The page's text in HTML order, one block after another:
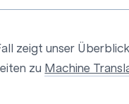
zeigt unser
zu Machine